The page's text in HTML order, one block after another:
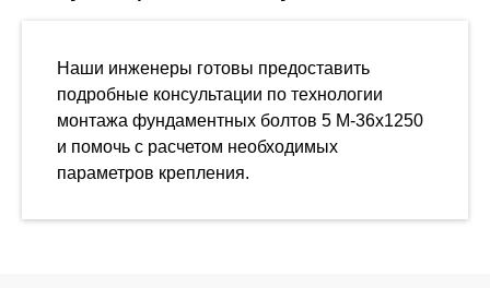
Наши инженеры готовы предоставить
подробные консультации по технологии
монтажа фундаментных болтов 5 М-36х1250
и помочь с расчетом необходимых
параметров крепления.